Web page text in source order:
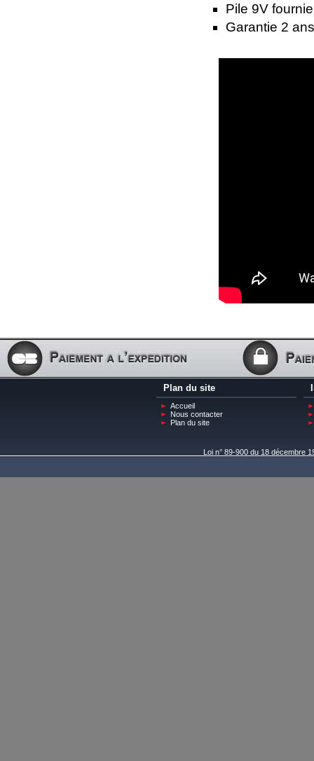
Pile 9V
Garantie 2 ans
Plan du site
Accueil
Nous contacter
Plan du site
Loi n° 89-900 du 18 décembre